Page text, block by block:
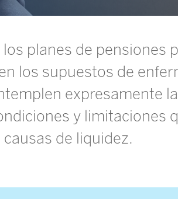
planes de pensiones
los supuestos de
expresamente
y limitaciones
de liquidez.